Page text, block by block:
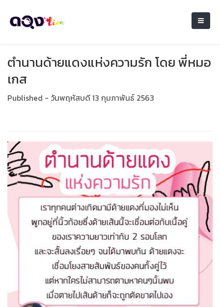
ตำนานด้ายแดงแห่งความรัก โดย พี่หมอ
เกส
Published - วันพฤหัสบดี 13 กุมภาพันธ์ 2563